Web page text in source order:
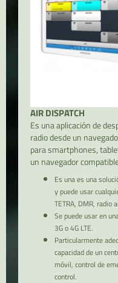
AIR DISPATCH
Es una aplicación de
radio desde un
para smartphones,
un navegador
Es una es una
y puede usar
TETRA, DMR, radio
Se puede usar en
3G o 4G LTE.
Particularmente
capacidad de un
móvil, control de
control.